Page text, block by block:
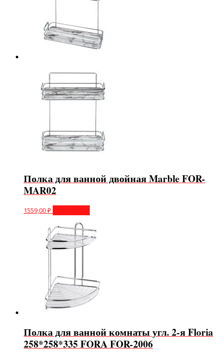
Полка для ванной двойная Marble FOR-
MAR02
1559,00₽
Полка для ванной комнаты угл. 2-я Floria
258*258*335 FORA FOR-2006